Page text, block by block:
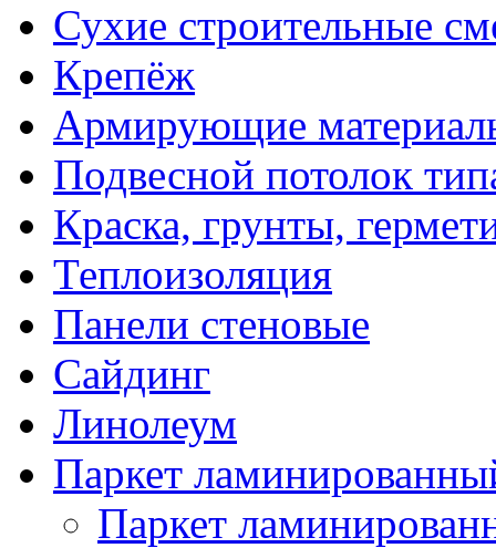
Сухие строительные
Крепёж
Армирующие
Подвесной потолок
Краска, грунты,
Теплоизоляция
Панели стеновые
Сайдинг
Линолеум
Паркет
Паркет